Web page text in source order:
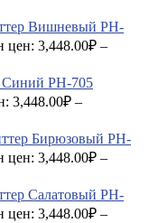
Вишневый PH-
цен: 3,448.00₽ –
Синий PH-705
3,448.00₽ –
Бирюзовый PH-
цен: 3,448.00₽ –
Салатовый PH-
цен: 3,448.00₽ –